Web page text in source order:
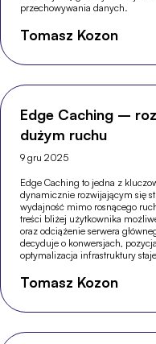
przechowywania danych.
Tomasz Kozon
Edge Caching –
dużym ruchu
9 gru 2025
Edge Caching to jedna z
dynamicznie rozwijającym się
wydajność mimo rosnącego
treści bliżej użytkownika
oraz odciążenie serwera
decyduje o konwersjach,
optymalizacja infrastruktury
Tomasz Kozon